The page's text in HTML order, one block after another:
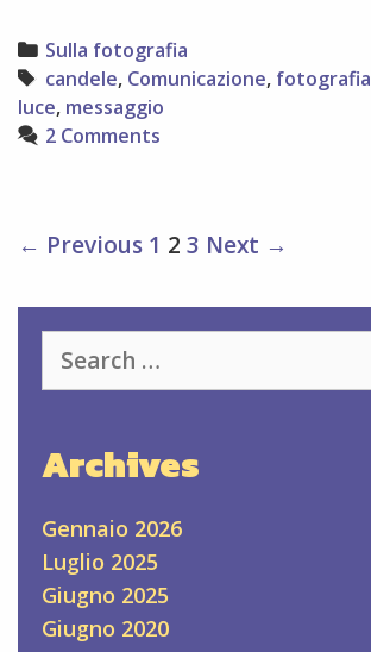
FOTOGRAFIA
Categories
Sulla fotografia
Tags
candele, Comunicazione, fotografia
luce, messaggio
2 Comments
Post
← Previous 1 2 3 Next →
for:
Archives
Gennaio 2026
Luglio 2025
Giugno 2025
Giugno 2020